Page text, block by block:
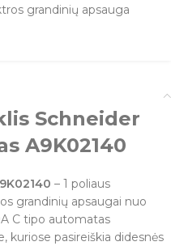
grandinių apsauga
Schneider
A9K02140
– 1 poliaus
grandinių apsaugai nuo
C tipo automatas
kuriose pasireiškia didesnės